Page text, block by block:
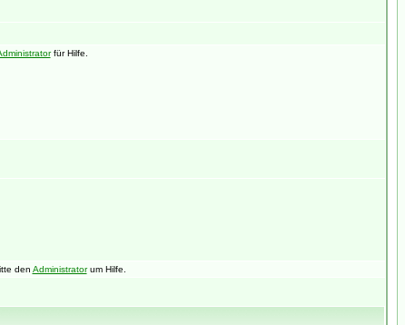
für Hilfe.
den Administratorum Hilfe.